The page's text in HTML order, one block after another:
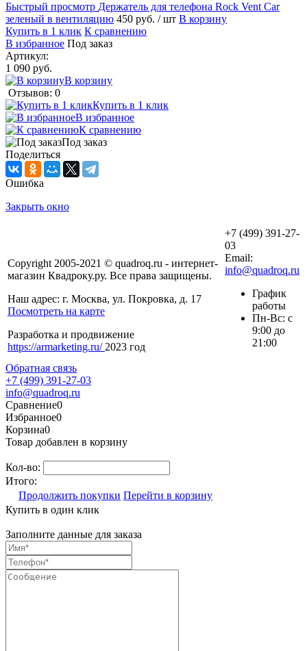
Быстрый просмотр Держатель для телефона Rock Vent Car
зеленый в вентиляцию 450 руб. / шт В корзину
Купить в 1 клик К сравнению
В избранное Под заказ
Артикул:
1 090 руб.
В корзину
Отзывов: 0
Купить в 1 клик
В избранное
К сравнению
Под заказ
Поделиться
Ошибка
Закрыть окно
Copyright 2005-2021 © quadroq.ru - интернет-
магазин Квадроку.ру. Все права защищены.
Наш адрес: г. Москва, ул. Покровка, д. 17
Посмотреть на карте
Разработка и продвижение
https://armarketing.ru/ 2023 год
+7 (499) 391-27-
03
Email:
info@quadroq.ru
График
работы
Пн-Вс: с
9:00 до
21:00
Обратная связь
+7 (499) 391-27-03
info@quadroq.ru
Сравнение0
Избранное0
Корзина0
Товар добавлен в корзину
Кол-во:
Итого:
Продолжить покупки Перейти в корзину
Купить в один клик
Заполните данные для заказа